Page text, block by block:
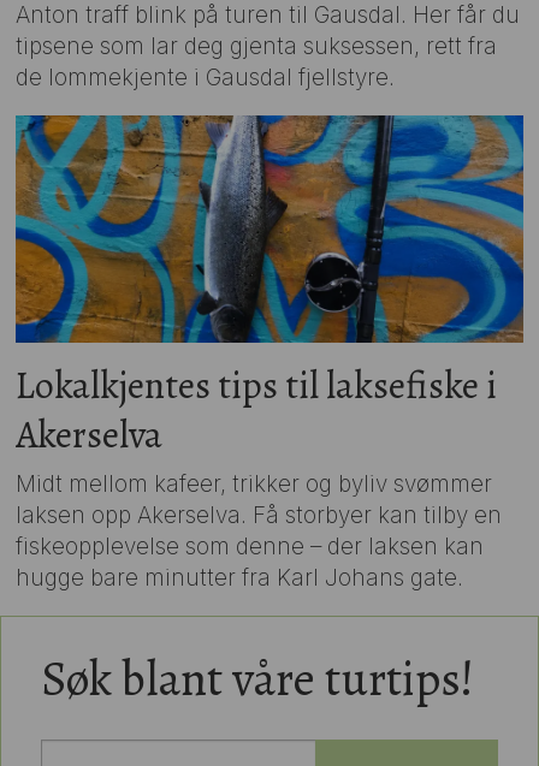
Anton traff blink på turen til Gausdal. Her får du
tipsene som lar deg gjenta suksessen, rett fra
de lommekjente i Gausdal fjellstyre.
Lokalkjentes tips til laksefiske i
Akerselva
Midt mellom kafeer, trikker og byliv svømmer
laksen opp Akerselva. Få storbyer kan tilby en
fiskeopplevelse som denne – der laksen kan
hugge bare minutter fra Karl Johans gate.
Søk blant våre turtips!